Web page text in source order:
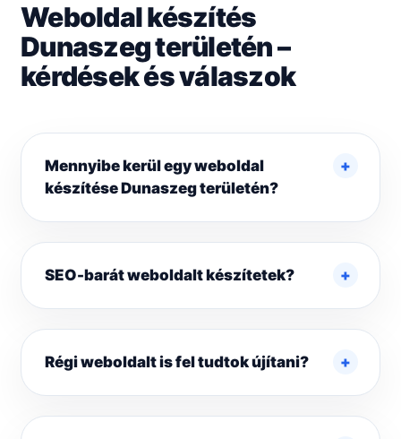
Weboldal készítés
Dunaszeg területén –
kérdések és válaszok
Mennyibe kerül egy weboldal
készítése Dunaszeg területén?
SEO-barát weboldalt készítetek?
Régi weboldalt is fel tudtok újítani?